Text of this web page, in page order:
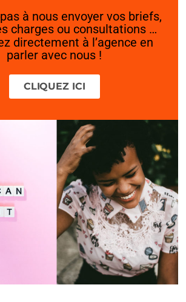
à nous envoyer vos briefs,
charges ou consultations …
directement à l’agence en
parler avec nous !
CLIQUEZ ICI